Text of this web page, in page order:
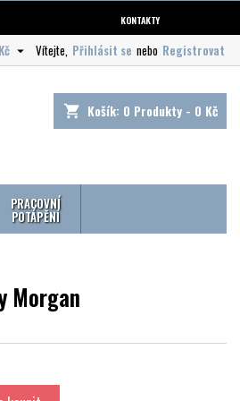
KONTAKTY
Vítejte, Přihlásit se nebo Registrovat

shopping_cart Košík: 0 Produkty - 0 Kč
PRACOVNÍ
POTÁPĚNÍ
Morgan